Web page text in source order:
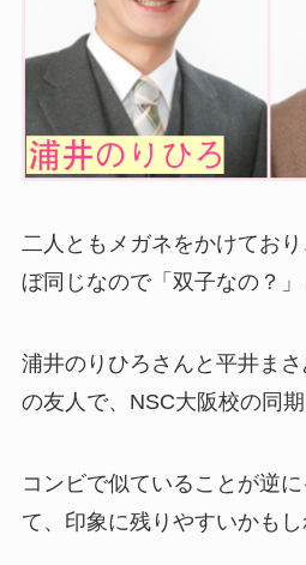
二人ともメガネをかけてお
ぼ同じなので「双子なの？」
浦井のりひろさんと平井ま
の友人で、NSC大阪校の同期
コンビで似ていることが逆
て、印象に残りやすいかもし